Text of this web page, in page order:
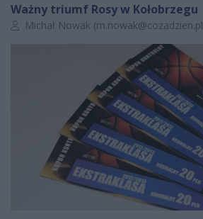
Ważny triumf Rosy w Kołobrzegu
Autor artykułu:
Michał Nowak (m.nowak@cozadzien.pl